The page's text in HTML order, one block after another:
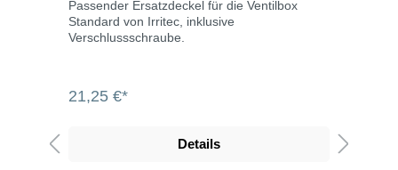
Passender Ersatzdeckel für die Ventilbox
Standard von Irritec, inklusive
Verschlussschraube.
21,25 €*
Details